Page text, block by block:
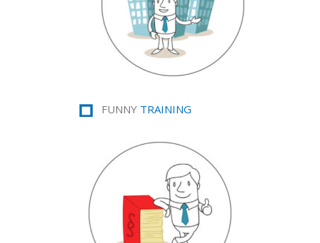
FUNNY TRAINING